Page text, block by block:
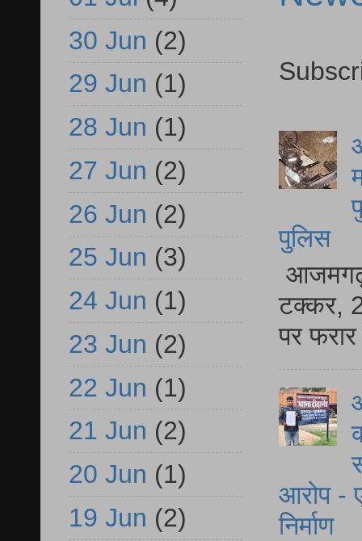
पुलिस
आजमगढ़
टक्कर,
पर
आरोप -
निर्माण
30 Jun (2)
29 Jun (1)
28 Jun (1)
27 Jun (2)
26 Jun (2)
25 Jun (3)
24 Jun (1)
23 Jun (2)
22 Jun (1)
21 Jun (2)
20 Jun (1)
19 Jun (2)